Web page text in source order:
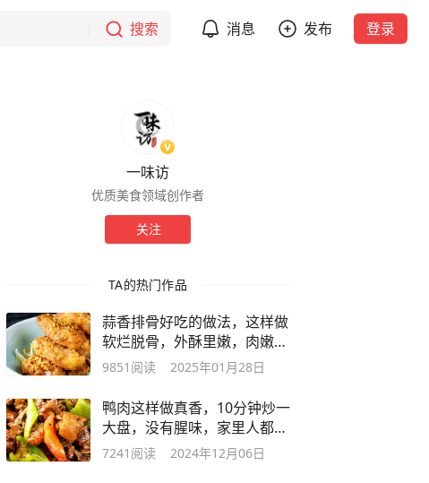
搜索 消息 发布 登录
一味访
优质美食领域创作者
关注
TA的热门作品
蒜香排骨好吃的做法，这样做
软烂脱骨，外酥里嫩，肉嫩多
汁太香了
9851 阅读 2025年01月28日
鸭肉这样做真香，10分钟炒一
大盘，没有腥味，家里人都爱
吃！
7241 阅读 2024年12月06日